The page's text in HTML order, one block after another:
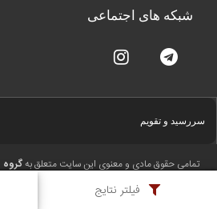
فیلتر نتایج
شبکه های اجتماعی
سررسید و تقویم
تمامی حقوق مادی و معنوی این سایت متعلق بهگروه
می‌باشد.